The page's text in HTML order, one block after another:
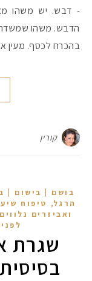
- דבש. יש משהו
הדבש. משהו
בהכרח לכסף. מעין
קורין
בושם | בישום |
הרגל, טיפוח
ואביזרים נלווים
שגרת
בסיסית